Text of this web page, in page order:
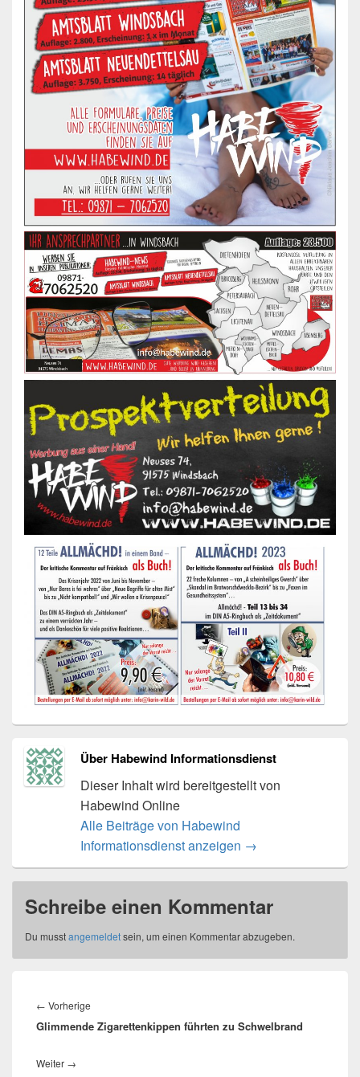
Über Habewind Informationsdienst
Dieser Inhalt wird bereitgestellt von
Habewind Online
Alle Beiträge von Habewind
Informationsdienst anzeigen →
Schreibe einen Kommentar
Du musstangemeldetsein, um einen Kommentar abzugeben.
← Vorherige
Beitrag:
Glimmende Zigarettenkippen führten zu Schwelbrand
Weiter →